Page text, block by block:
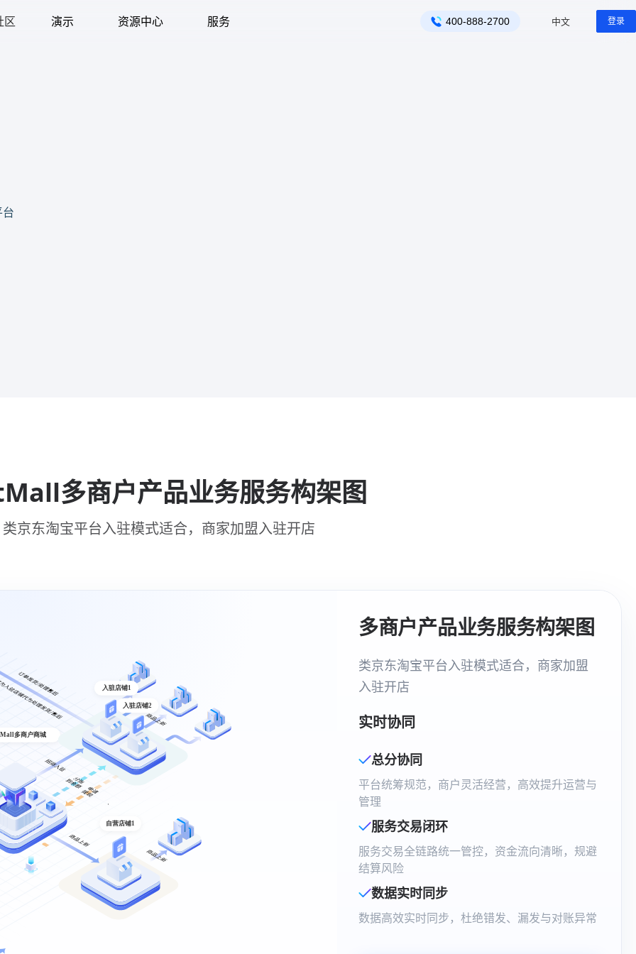
区 演示 资源中心 服务 400-888-2700 中文 登录
多商户产品业务服务构架图
类京东淘宝平台入驻模式适合，商家加盟入驻开店
多商户产品业务服务构架图
类京东淘宝平台入驻模式适合，商家加盟
入驻开店
实时协同
总分协同
平台统筹规范，商户灵活经营，高效提升运营与
管理
服务交易闭环
服务交易全链路统一管控，资金流向清晰，规避
结算风险
数据实时同步
数据高效实时同步，杜绝错发、漏发与对账异常